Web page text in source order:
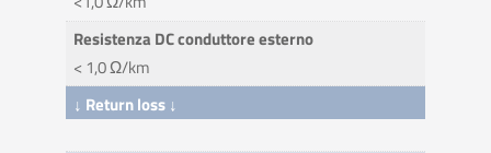
Resistenza DC conduttore esterno
< 1,0 Ω/km
↓ Return loss ↓